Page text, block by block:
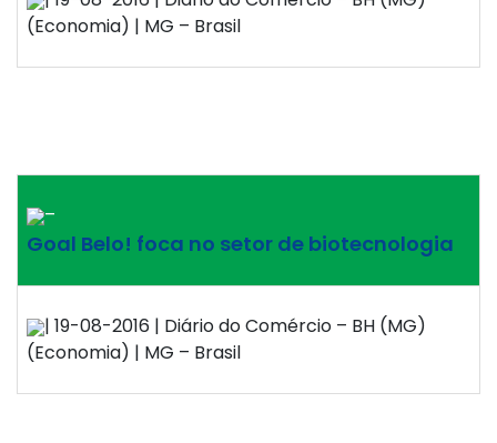
(Economia) | MG – Brasil
–
Goal Belo! foca no setor de biotecnologia
| 19-08-2016 | Diário do Comércio – BH (MG)
(Economia) | MG – Brasil